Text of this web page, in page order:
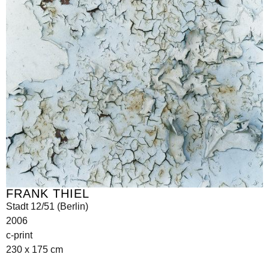
FRANK THIEL
Stadt 12/51 (Berlin)
2006
c-print
230 x 175 cm